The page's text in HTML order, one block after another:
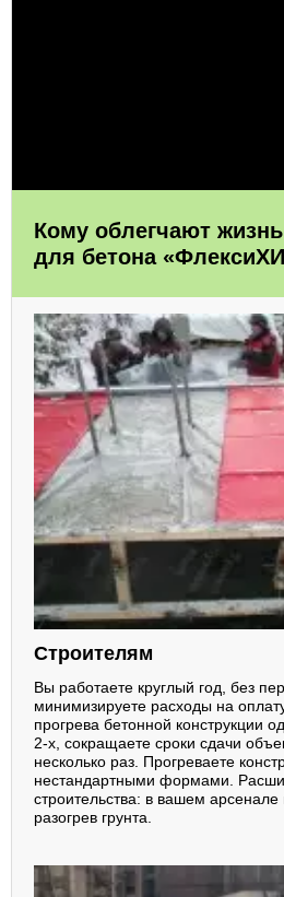
Кому облегчают
для бетона
Строителям
Вы работаете круглый год, без
минимизируете расходы на
прогрева бетонной конструкции
2-х, сокращаете сроки сдачи
несколько раз. Прогреваете
нестандартными формами.
строительства: в вашем арсенале
разогрев грунта.